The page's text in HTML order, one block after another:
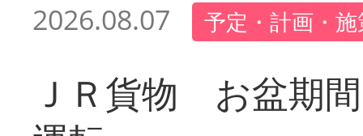
2026.08.07 予定・計画・
ＪＲ貨物 お盆期